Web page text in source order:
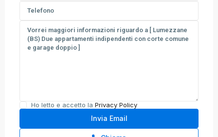
Ho letto e accetto la Privacy Policy